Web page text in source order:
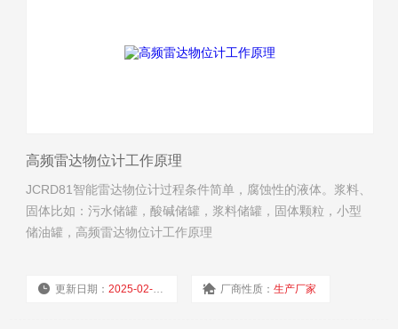
高频雷达物位计工作原理
JCRD81智能雷达物位计过程条件简单，腐蚀性的液体。浆料、
固体比如：污水储罐，酸碱储罐，浆料储罐，固体颗粒，小型
储油罐，高频雷达物位计工作原理
更新日期：2025-02-17 厂商性质：生产厂家